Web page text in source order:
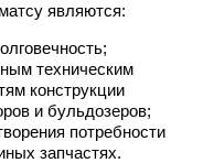
являются:
техническим
конструкции
и бульдозеров;
потребности
запчастях.